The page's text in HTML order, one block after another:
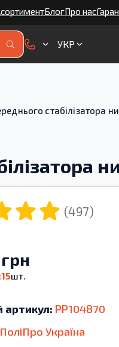
БлогПро нас
УКР
стабілізатора
(497)
15шт.
артикул: PP104870
ПоліПро Україна